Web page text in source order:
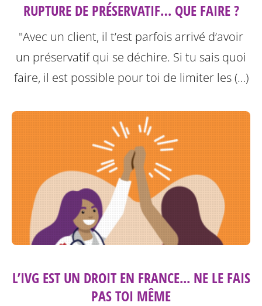
RUPTURE DE PRÉSERVATIF… QUE FAIRE ?
"Avec un client, il t’est parfois arrivé d’avoir
un préservatif qui se déchire. Si tu sais quoi
faire, il est possible pour toi de limiter les (…)
L’IVG EST UN DROIT EN FRANCE... NE LE FAIS
PAS TOI MÊME